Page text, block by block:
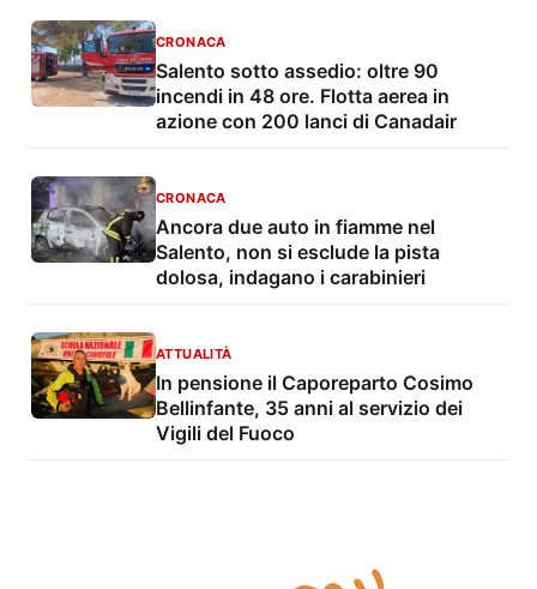
CRONACA
Salento sotto assedio: oltre 90
incendi in 48 ore. Flotta aerea in
azione con 200 lanci di Canadair
CRONACA
Ancora due auto in fiamme nel
Salento, non si esclude la pista
dolosa, indagano i carabinieri
ATTUALITÀ
In pensione il Caporeparto Cosimo
Bellinfante, 35 anni al servizio dei
Vigili del Fuoco